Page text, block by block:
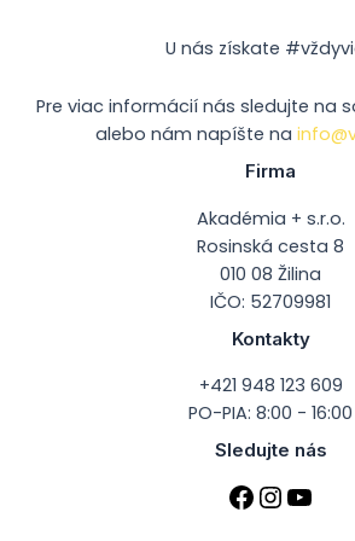
U nás získate
Pre viac informácií nás sledujte na
alebo nám napíšte na
Firma
Akadémia + s.r.o.
Rosinská cesta 8
010 08 Žilina
IČO: 52709981
Kontakty
+421 948 123 609
PO-PIA: 8:00 - 16:00
Sledujte nás